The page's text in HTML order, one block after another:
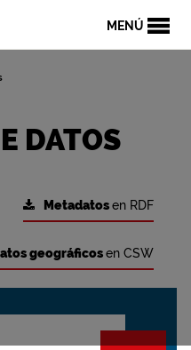
MENÚ
DATOS
Metadatosen RDF
geográficosen CSW